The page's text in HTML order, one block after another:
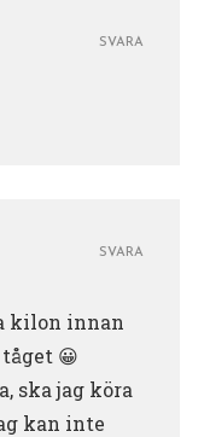
SVARA
kilon innan
😀
ska jag köra
kan inte
SVARA